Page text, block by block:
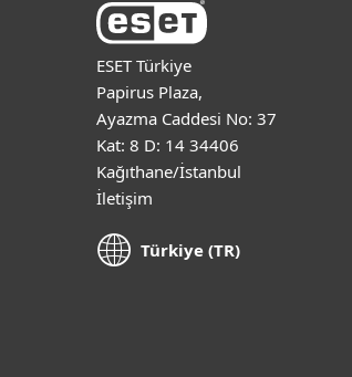
ESET Türkiye
Papirus Plaza,
Ayazma Caddesi No: 37
Kat: 8 D: 14 34406
Kağıthane/İstanbul
İletişim
Türkiye (TR)